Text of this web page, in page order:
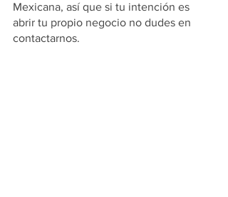
Mexicana, así que si tu intención es
abrir tu propio negocio no dudes en
contactarnos.